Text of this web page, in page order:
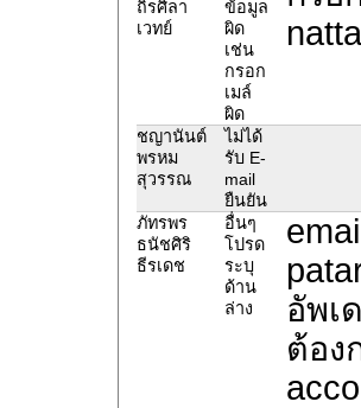
ถิรศิลา
เวทย์
ข้อมูล
ผิด
เช่น
กรอก
เมล์
ผิด
ชญานันต์
พรหม
สุวรรณ
ไม่ได้
รับ E-
mail
ยืนยัน
ภัทรพร
ธนัชศิริ
ธีรเดช
อื่นๆ
โปรด
ระบุ
ด้าน
ล่าง
อัพเ
ต้อง